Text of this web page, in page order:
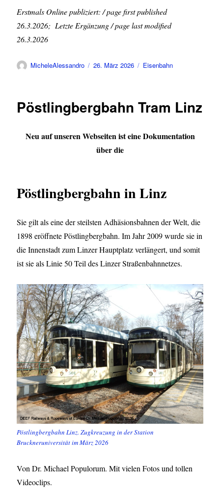
Erstmals Online publiziert: / page first published
26.3.2026; Letzte Ergänzung / page last modified
26.3.2026
Autor
MicheleAlessandro
Veröffentlicht
26. März 2026 Kategorien
Eisenbahn
Pöstlingbergbahn Tram Linz
Neu auf unseren Webseiten ist eine Dokumentation
über die
Pöstlingbergbahn in Linz
Sie gilt als eine der steilsten Adhäsionsbahnen der Welt, die
1898 eröffnete Pöstlingbergbahn. Im Jahr 2009 wurde sie in
die Innenstadt zum Linzer Hauptplatz verlängert, und somit
ist sie als Linie 50 Teil des Linzer Straßenbahnnetzes.
Pöstlingbergbahn Linz. Zugkreuzung in der Station
Bruckneruniversität im März 2026
Von Dr. Michael Populorum. Mit vielen Fotos und tollen
Videoclips.